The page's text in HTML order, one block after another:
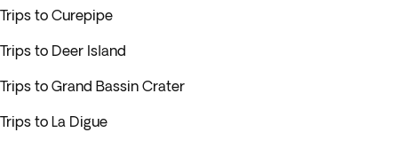
Trips to Curepipe
Trips to Deer Island
Trips to Grand Bassin Crater
Trips to La Digue